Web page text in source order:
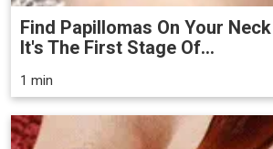
Find Papillomas On Your
It's The First Stage Of...
1 min